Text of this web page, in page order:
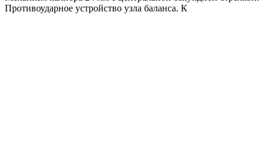
Противоударное устройство узла баланса. К